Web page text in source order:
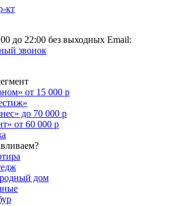
кт
до 22:00 без выходных Email:
звонок
от 15 000 р
до 70 000 р
от 60 000 р
дом